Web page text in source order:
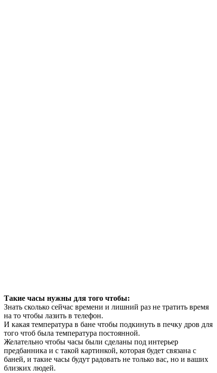
Такие часы нужны для того чтобы:
Знать сколько сейчас времени и лишний раз не тратить время
на то чтобы лазить в телефон.
И какая температура в бане чтобы подкинуть в печку дров для
того чтоб была температура постоянной.
Желательно чтобы часы были сделаны под интерьер
предбанника и с такой картинкой, которая будет связана с
баней, и такие часы будут радовать не только вас, но и ваших
близких людей.